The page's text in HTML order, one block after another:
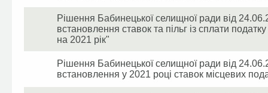
Рішення Бабинецької селищної ради від
встановлення ставок та пільг із сплати
на 2021 рік"
Рішення Бабинецької селищної ради від
встановлення у 2021 році ставок місцевих